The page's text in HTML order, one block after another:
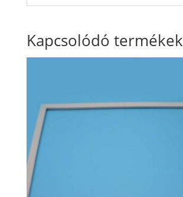
Kapcsolódó termékek